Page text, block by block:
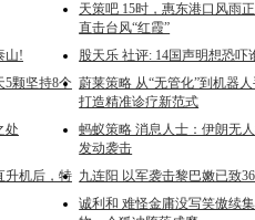
天策吧 15时，惠东港口风雨
直击台风“红霞”
山!
股天乐 社评: 14国声明想恐
5颗坚持8个 蔚莱策略 从“无管化”到机器
打造精准诊疗新范式‌
处
蚂蚁策略 消息人士：伊朗无
发动袭击
升机后，特 九连阳 以军袭击黎巴嫩已致
诚利和 难怪金庸没写笑傲续